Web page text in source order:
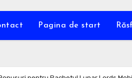
Pagina de start